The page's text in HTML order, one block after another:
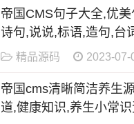
帝国CMS句子大全,优
诗句,说说,标语,造句,台
板 精品源码 2023-07-
帝国cms清晰简洁养生
道,健康知识,养生小常